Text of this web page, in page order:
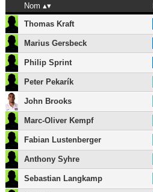
Nom
Thomas Kraft
Marius Gersbeck
Philip Sprint
Peter Pekarík
John Brooks
Marc-Oliver Kempf
Fabian Lustenberger
Anthony Syhre
Sebastian Langkamp